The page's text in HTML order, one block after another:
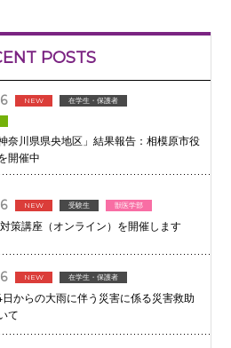
POSTS
NEW 在学生・保護者
奈川県県央地区」結果報告：相模原市役
開催中
NEW 受験生 獣医学部
策講座（オンライン）を開催します
NEW 在学生・保護者
からの大雨に伴う災害に係る災害救助
て